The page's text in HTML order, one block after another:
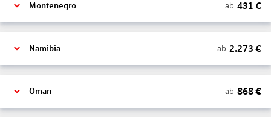
Montenegro ab 431 €
Namibia ab 2.273 €
Oman ab 868€